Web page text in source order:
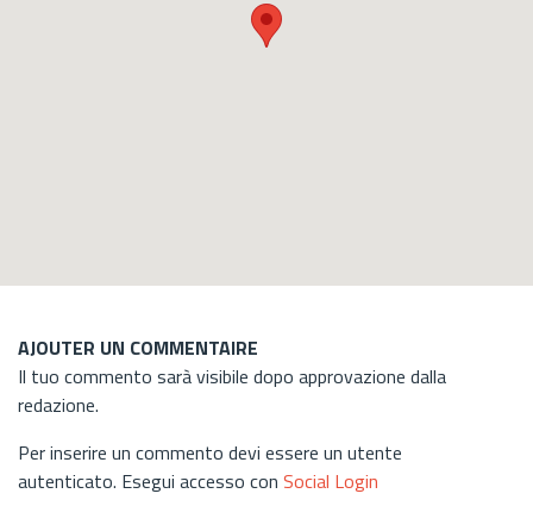
AJOUTER UN COMMENTAIRE
Il tuo commento sarà visibile dopo approvazione dalla
redazione.
Per inserire un commento devi essere un utente
autenticato. Esegui accesso con Social Login